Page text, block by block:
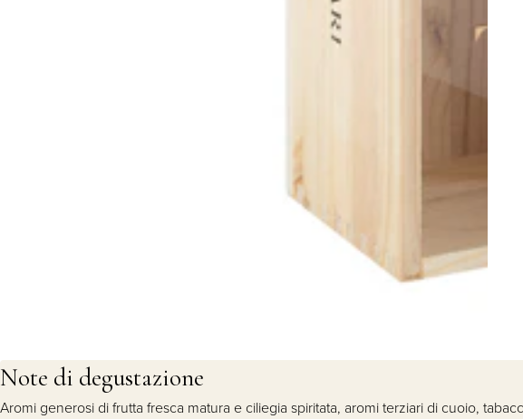
Note di degustazione
Aromi generosi di frutta fresca matura e ciliegia spiritata, aromi terziari di cuoio,